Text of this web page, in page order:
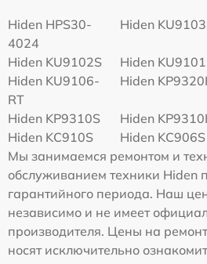
Hiden HPS30-
4024
Hiden
Hiden KU9102S
Hiden
Hiden KU9106-
RT
Hiden
Hiden KP9310S
Hiden
Hiden KC910S
Hiden KC906S
Мы занимаемся ремонтом и
обслуживанием техники Hiden
гарантийного периода. Наш
независимо и не имеет
производителя. Цены на
носят исключительно